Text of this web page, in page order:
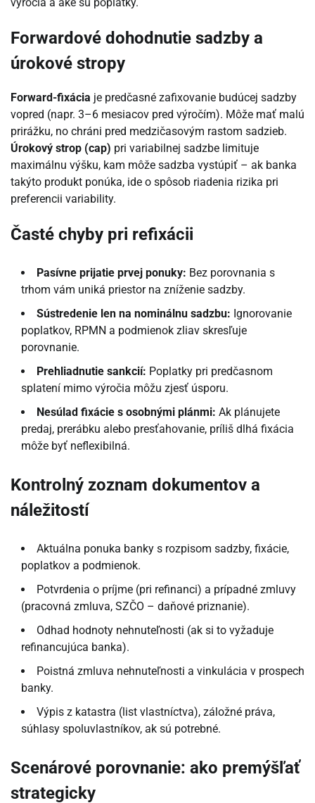
Forwardové dohodnutie sadzby a
úrokové stropy
Forward-fixácia je predčasné zafixovanie budúcej sadzby
vopred (napr. 3–6 mesiacov pred výročím). Môže mať malú
prirážku, no chráni pred medzičasovým rastom sadzieb.
Úrokový strop (cap) pri variabilnej sadzbe limituje
maximálnu výšku, kam môže sadzba vystúpiť – ak banka
takýto produkt ponúka, ide o spôsob riadenia rizika pri
preferencii variability.
Časté chyby pri refixácii
Pasívne prijatie prvej ponuky: Bez porovnania s
trhom vám uniká priestor na zníženie sadzby.
Sústredenie len na nominálnu sadzbu: Ignorovanie
poplatkov, RPMN a podmienok zliav skresľuje
porovnanie.
Prehliadnutie sankcií: Poplatky pri predčasnom
splatení mimo výročia môžu zjesť úsporu.
Nesúlad fixácie s osobnými plánmi: Ak plánujete
predaj, prerábku alebo presťahovanie, príliš dlhá fixácia
môže byť neflexibilná.
Kontrolný zoznam dokumentov a
náležitostí
Aktuálna ponuka banky s rozpisom sadzby, fixácie,
poplatkov a podmienok.
Potvrdenia o príjme (pri refinanci) a prípadné zmluvy
(pracovná zmluva, SZČO – daňové priznanie).
Odhad hodnoty nehnuteľnosti (ak si to vyžaduje
refinancujúca banka).
Poistná zmluva nehnuteľnosti a vinkulácia v prospech
banky.
Výpis z katastra (list vlastníctva), záložné práva,
súhlasy spoluvlastníkov, ak sú potrebné.
Scenárové porovnanie: ako premýšľať
strategicky